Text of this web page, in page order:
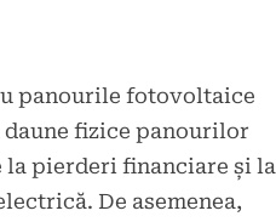
panourile fotovoltaice
fizice panourilor
la pierderi financiare și la
De asemenea,